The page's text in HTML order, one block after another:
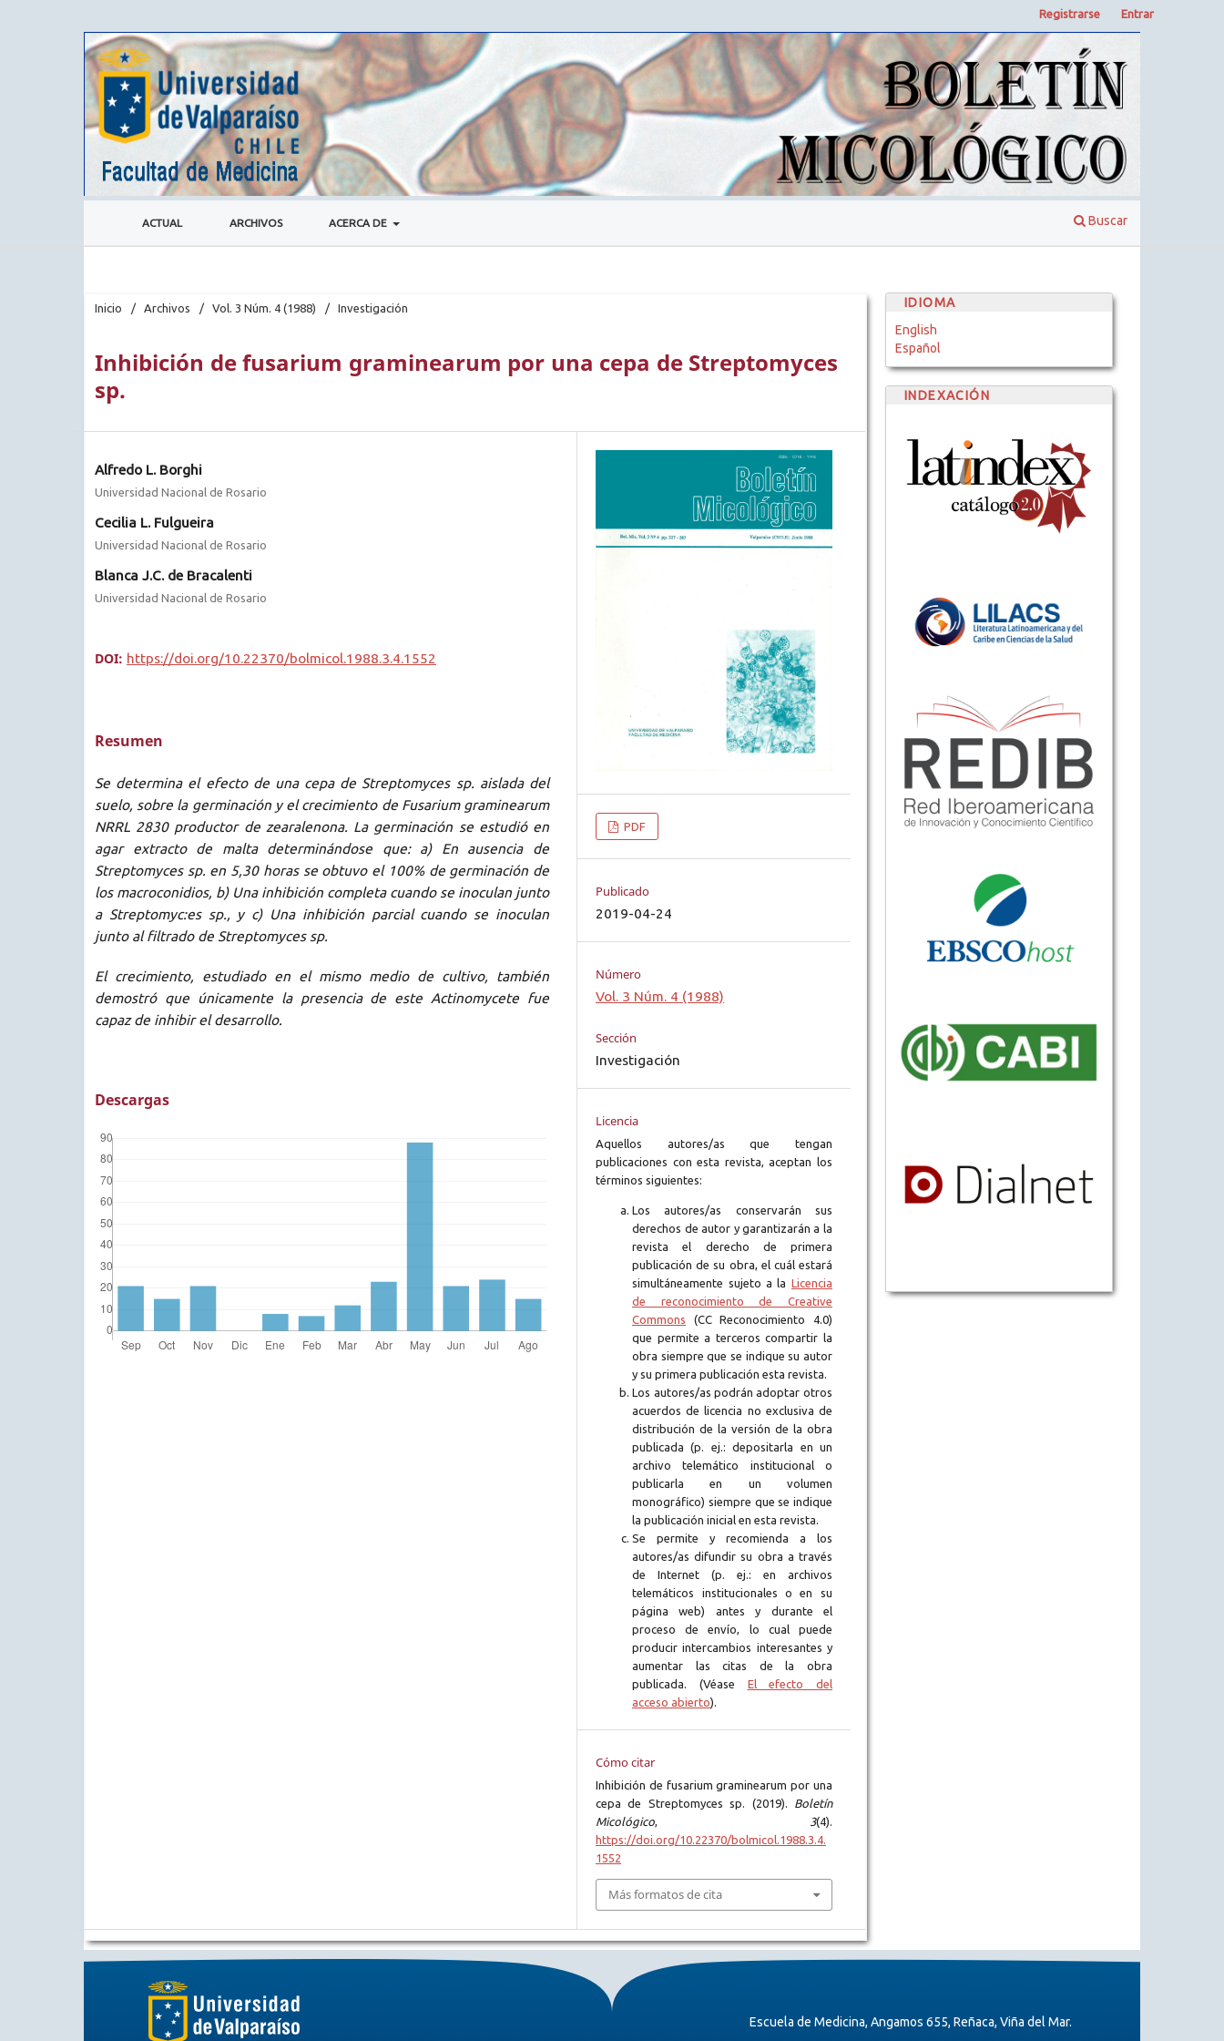
ACTUAL ARCHIVOS ACERCA DE Buscar
Registrarse Entrar
Inicio / Archivos / Vol. 3 Núm. 4 (1988) / Investigación
Inhibición de fusarium graminearum por una cepa de Streptomyces
sp.
Alfredo L. Borghi
Universidad Nacional de Rosario
Cecilia L. Fulgueira
Universidad Nacional de Rosario
Blanca J.C. de Bracalenti
Universidad Nacional de Rosario
DOI: https://doi.org/10.22370/bolmicol.1988.3.4.1552
Resumen
Se determina el efecto de una cepa de Streptomyces sp. aislada del
suelo, sobre la germinación y el crecimiento de Fusarium graminearum
NRRL 2830 productor de zearalenona. La germinación se estudió en
agar extracto de malta determinándose que: a) En ausencia de
Streptomyces sp. en 5,30 horas se obtuvo el 100% de germinación de
los macroconidios, b) Una inhibición completa cuando se inoculan junto
a Streptomyc:es sp., y c) Una inhibición parcial cuando se inoculan
junto al filtrado de Streptomyces sp.
El crecimiento, estudiado en el mismo medio de cultivo, también
demostró que únicamente la presencia de este Actinomycete fue
capaz de inhibir el desarrollo.
Descargas
PDF
Publicado
2019-04-24
Número
Vol. 3 Núm. 4 (1988)
Sección
Investigación
Licencia
Aquellos autores/as que tengan
publicaciones con esta revista, aceptan los
términos siguientes:
Los autores/as conservarán sus
derechos de autor y garantizarán a la
revista el derecho de primera
publicación de su obra, el cuál estará
simultáneamente sujeto a la Licencia
de reconocimiento de Creative
Commons (CC Reconocimiento 4.0)
que permite a terceros compartir la
obra siempre que se indique su autor
y su primera publicación esta revista.
Los autores/as podrán adoptar otros
acuerdos de licencia no exclusiva de
distribución de la versión de la obra
publicada (p. ej.: depositarla en un
archivo telemático institucional o
publicarla en un volumen
monográfico) siempre que se indique
la publicación inicial en esta revista.
Se permite y recomienda a los
autores/as difundir su obra a través
de Internet (p. ej.: en archivos
telemáticos institucionales o en su
página web) antes y durante el
proceso de envío, lo cual puede
producir intercambios interesantes y
aumentar las citas de la obra
publicada. (Véase El efecto del
acceso abierto).
Cómo citar
Inhibición de fusarium graminearum por una
cepa de Streptomyces sp. (2019). Boletín
Micológico, 3(4).
https://doi.org/10.22370/bolmicol.1988.3.4.
1552
Más formatos de cita
IDIOMA
English
Español
INDEXACIÓN
Escuela de Medicina, Angamos 655, Reñaca, Viña del Mar.